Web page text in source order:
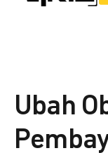
Ubah